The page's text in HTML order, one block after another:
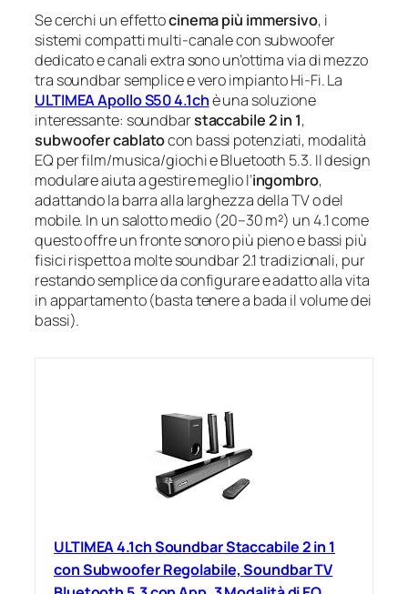
Se cerchi un effettocinema più immersivo, i
sistemi compatti multi‑canale con subwoofer
dedicato e canali extra sono un’ottima via di mezzo
tra soundbar semplice e vero impianto Hi‑Fi. La
ULTIMEA Apollo S50 4.1chè una soluzione
interessante: soundbarstaccabile 2 in 1,
subwoofer cablatocon bassi potenziati, modalità
EQ per film/musica/giochi e Bluetooth 5.3. Il design
modulare aiuta a gestire meglio l’ingombro,
adattando la barra alla larghezza della TV o del
mobile. In un salotto medio (20–30 m²) un 4.1 come
questo offre un fronte sonoro più pieno e bassi più
fisici rispetto a molte soundbar 2.1 tradizionali, pur
restando semplice da configurare e adatto alla vita
in appartamento (basta tenere a bada il volume dei
bassi).
ULTIMEA 4.1ch Soundbar Staccabile 2 in 1
con Subwoofer Regolabile, Soundbar TV